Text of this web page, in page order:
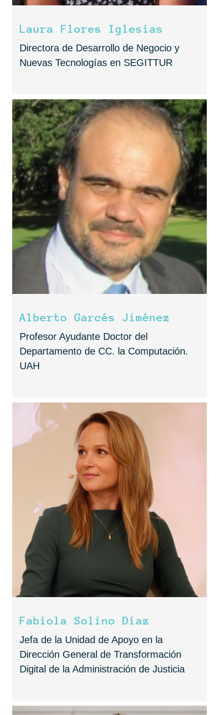
Laura Flores Iglesias
Directora de Desarrollo de Negocio y
Nuevas Tecnologías en SEGITTUR
Alberto Garcés Jiménez
Profesor Ayudante Doctor del
Departamento de CC. la Computación.
UAH
Fabiola Solino Díaz
Jefa de la Unidad de Apoyo en la
Dirección General de Transformación
Digital de la Administración de Justicia